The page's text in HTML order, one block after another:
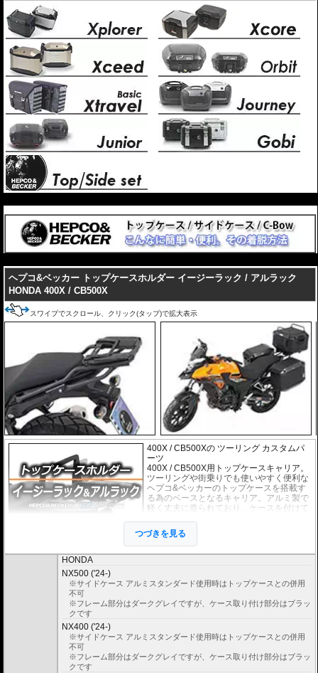
ヘプコ&ベッカー トップケースホルダー イージーラック / アルラック
HONDA 400X / CB500X
スワイプでスクロール、クリック(タップ)で拡大表示
400X / CB500Xの ツーリング カスタムパ
ーツ
400X / CB500X用トップケースキャリア。
ツーリングや街乗りでも使いやすく便利な
ヘプコ&ベッカーのトップケースを搭載す
る為のベースとなるキャリア。アルミ製で
軽く丈夫に造られており、ケースを付けて
込むデザインです。
２種類のホルダーをラインナップ。
ヘプコ&ベッカーのトップケースを安全に取り付けるための位置決めガイド
ップ。お客様の使用スタイルによってお選びいただけます。
折りたたみタイプ Easy rack / イージーラック
位置決めガイドが折りたたみ式のため、簡単にフラットな簡易キャリアとなり
トップケースを必要としないような、ちょっとした荷物を載せる場合に便利で
固定タイプ Alu rack / アルラック
位置決めガイドがボルトで固定されたタイプ。取り外せばフラットな簡易キャ
つづきを見る
HONDA
NX500 ('24-)
※サイドケース アルミスタンダード使用時はトップケースとの併用
不可
※フレーム部分はダークグレイですが、ケース取り付け部分はブラッ
クです
NX400 ('24-)
※サイドケース アルミスタンダード使用時はトップケースとの併用
不可
※フレーム部分はダークグレイですが、ケース取り付け部分はブラッ
クです